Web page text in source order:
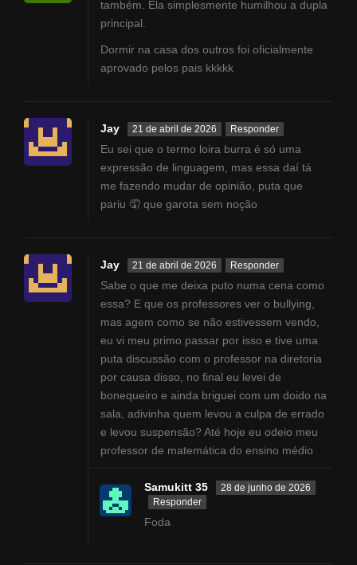
também. Ela simplesmente humilhou a dupla
principal.
Dormir na casa dos outros foi oficialmente
aprovado pelos pais kkkkk
Jay 21 de abril de 2026 Responder
Eu sei que o termo loira burra é só uma
expressão de linguagem, mas essa daí tá
me fazendo mudar de opinião, puta que
pariu 🤦 que garota sem noção
Jay 21 de abril de 2026 Responder
Sabe o que me deixa puto numa cena como
essa? E que os professores ver o bullying,
mas agem como se não estivessem vendo,
eu vi meu primo passar por isso e tive uma
puta discussão com o professor na diretoria
por causa disso, no final eu levei de
bonequeiro e ainda briguei com um doido na
sala, adivinha quem levou a culpa de errado
e levou suspensão? Até hoje eu odeio meu
professor de matemática do ensino médio
Samukitt 35
28 de junho de 2026
Responder
Foda